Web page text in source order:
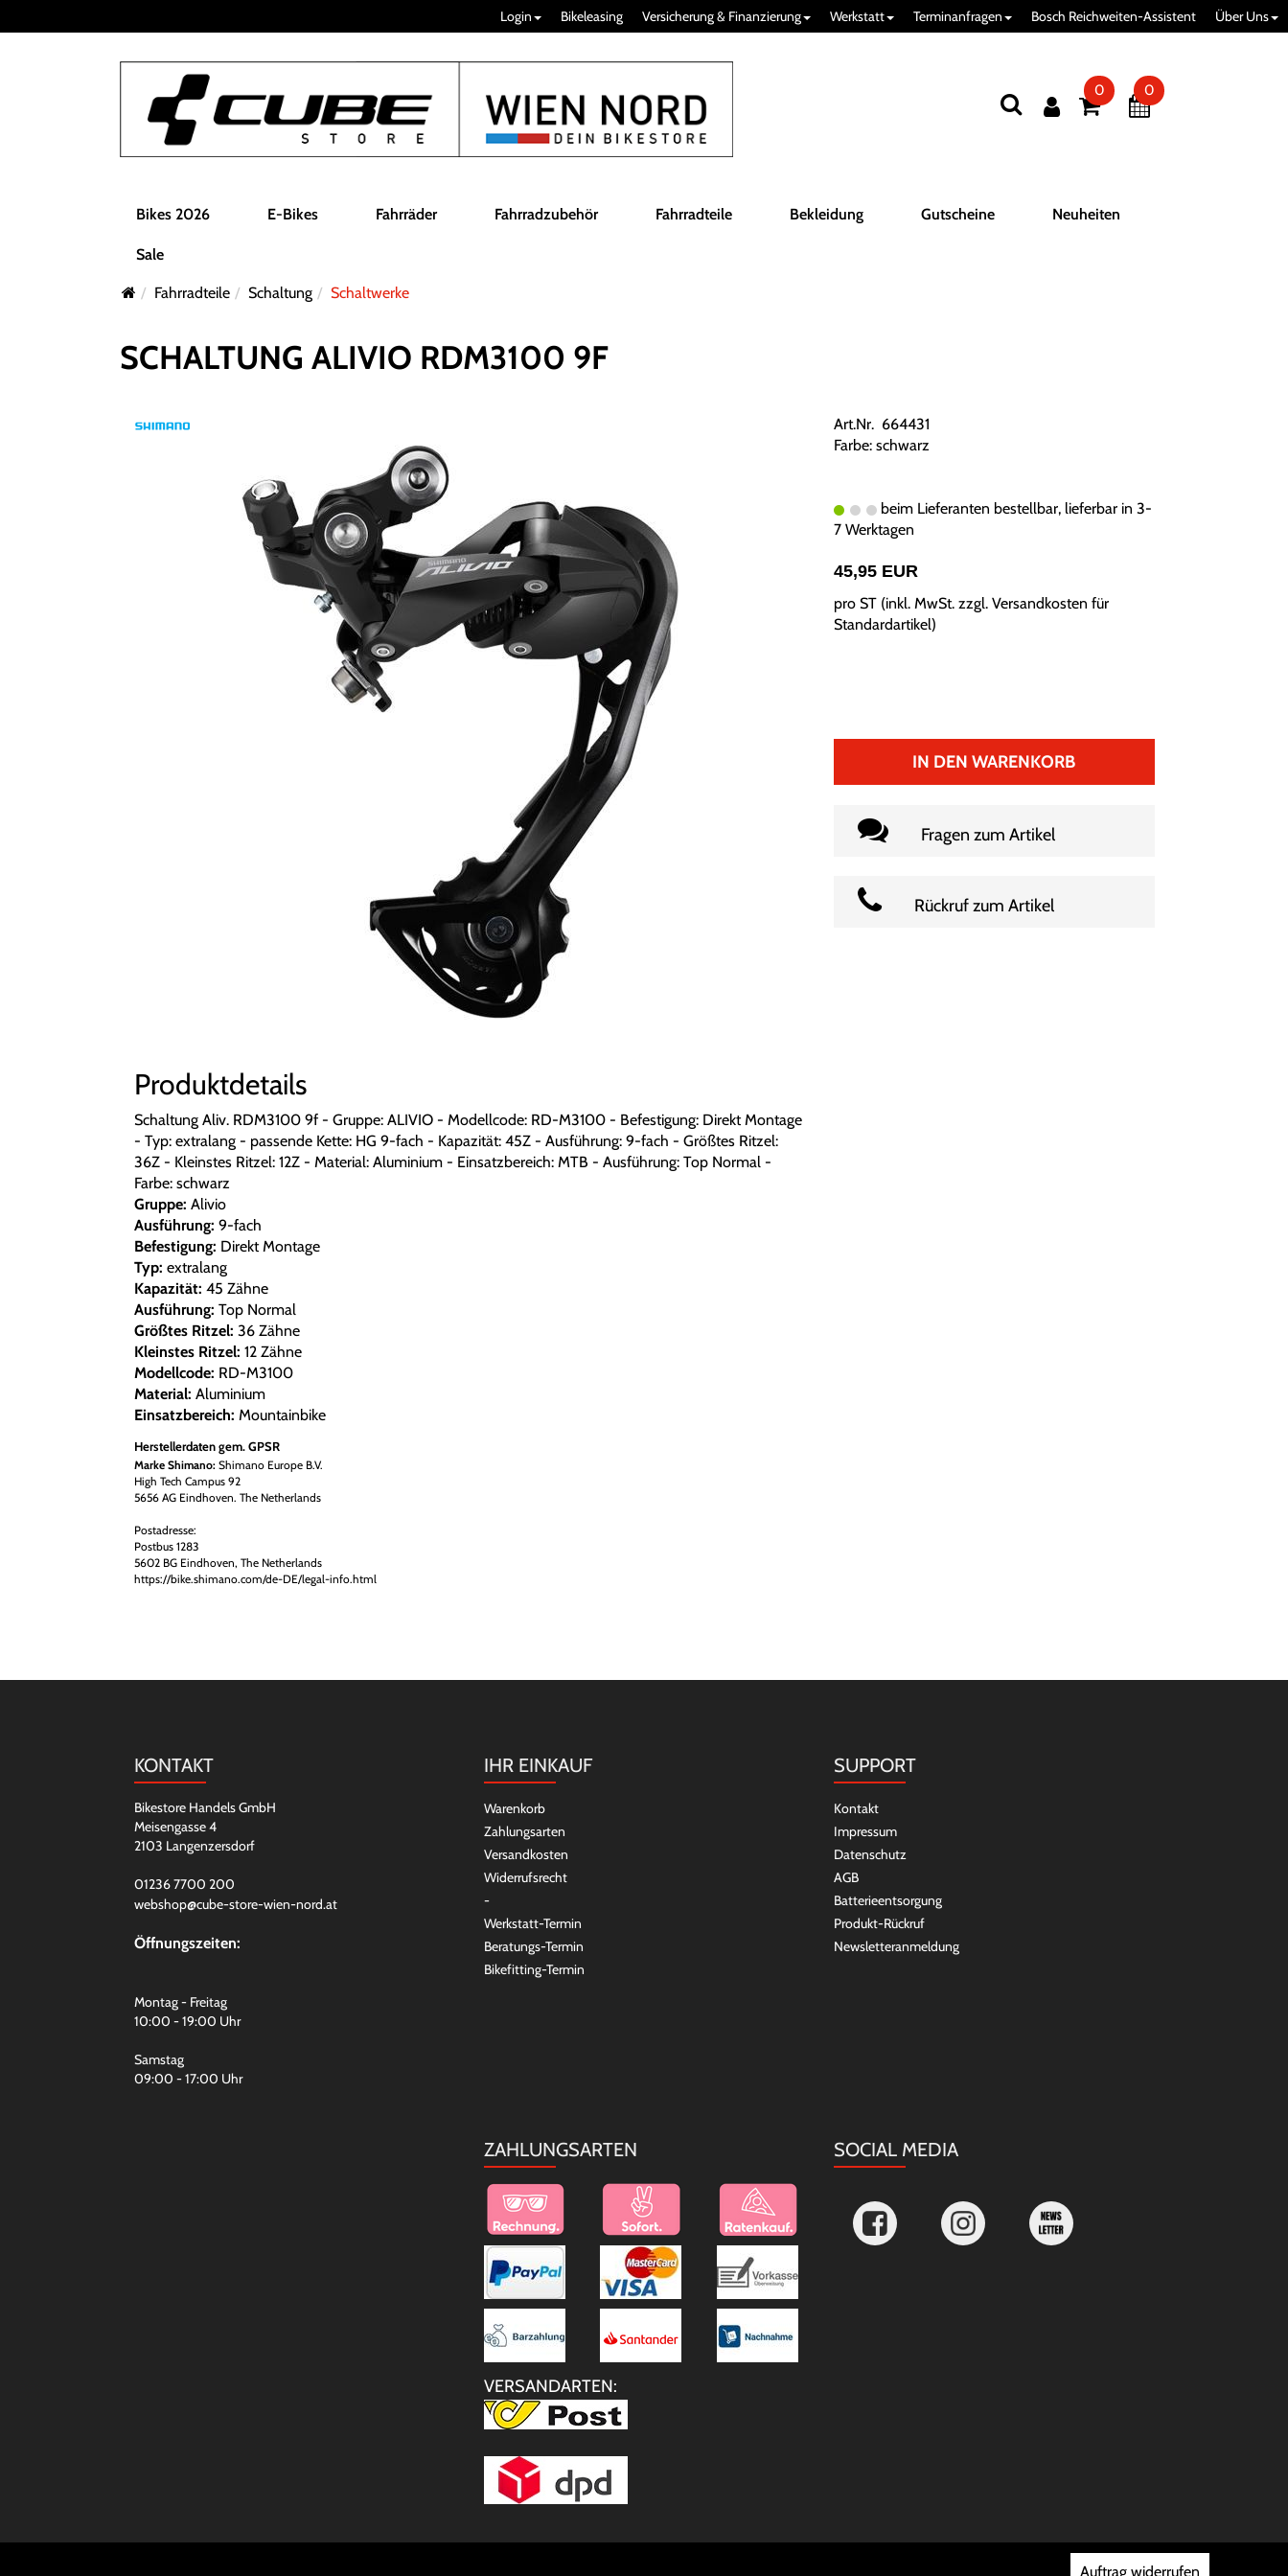
Login Bikeleasing Versicherung & Finanzierung Werkstatt Terminanfragen Bosch Reichweiten-Assistent Über Uns
0 0
Bikes 2026 E-Bikes Fahrräder Fahrradzubehör Fahrradteile Bekleidung Gutscheine Neuheiten
Sale
Fahrradteile Schaltung Schaltwerke
SCHALTUNG ALIVIO RDM3100 9F
Produktdetails
Schaltung Aliv. RDM3100 9f - Gruppe: ALIVIO - Modellcode: RD-M3100 - Befestigung: Direkt Montage
- Typ: extralang - passende Kette: HG 9-fach - Kapazität: 45Z - Ausführung: 9-fach - Größtes Ritzel:
36Z - Kleinstes Ritzel: 12Z - Material: Aluminium - Einsatzbereich: MTB - Ausführung: Top Normal -
Farbe: schwarz
Gruppe: Alivio
Ausführung: 9-fach
Befestigung: Direkt Montage
Typ: extralang
Kapazität: 45 Zähne
Ausführung: Top Normal
Größtes Ritzel: 36 Zähne
Kleinstes Ritzel: 12 Zähne
Modellcode: RD-M3100
Material: Aluminium
Einsatzbereich: Mountainbike
Herstellerdaten gem. GPSR
Marke Shimano:Shimano Europe B.V.
High Tech Campus 92
5656 AG Eindhoven. The Netherlands
Postadresse:
Postbus 1283
5602 BG Eindhoven, The Netherlands
https://bike.shimano.com/de-DE/legal-info.html
Art.Nr. 664431
Farbe: schwarz
beim Lieferanten bestellbar, lieferbar in 3-
7 Werktagen
45,95 EUR
pro ST (inkl. MwSt. zzgl. Versandkosten für
Standardartikel)
IN DEN WARENKORB
Fragen zum Artikel
Rückruf zum Artikel
KONTAKT
Bikestore Handels GmbH
Meisengasse 4
2103 Langenzersdorf
01236 7700 200
webshop@cube-store-wien-nord.at
Öffnungszeiten:
Montag - Freitag
10:00 - 19:00 Uhr
Samstag
09:00 - 17:00 Uhr
IHR EINKAUF
Warenkorb
Zahlungsarten
Versandkosten
Widerrufsrecht
-
Werkstatt-Termin
Beratungs-Termin
Bikefitting-Termin
SUPPORT
Kontakt
Impressum
Datenschutz
AGB
Batterieentsorgung
Produkt-Rückruf
Newsletteranmeldung
ZAHLUNGSARTEN
VERSANDARTEN:
SOCIAL MEDIA
Auftrag widerrufen